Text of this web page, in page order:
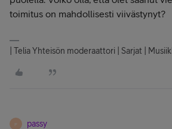
toimitus on mahdollisesti viivästynyt?
| Telia Yhteisön moderaattori | Sarjat |
P passy